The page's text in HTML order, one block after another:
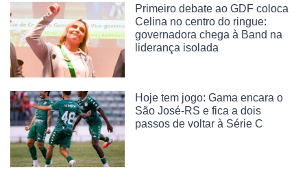
Primeiro debate ao GDF coloca
Celina no centro do ringue:
governadora chega à Band na
liderança isolada
Hoje tem jogo: Gama encara o
São José-RS e fica a dois
passos de voltar à Série C